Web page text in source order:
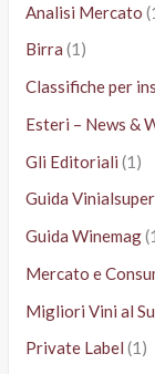
Analisi Mercato
Birra (1)
Classifiche per
Esteri – News &
Gli Editoriali (1)
Guida Vinialsuper
Guida Winemag
Mercato e
Migliori Vini al
Private Label (1)